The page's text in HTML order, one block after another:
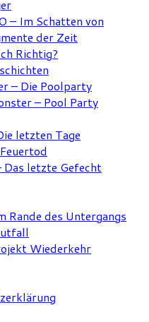
– Im Schatten von
der Zeit
Richtig?
– Die Poolparty
– Pool Party
letzten Tage
letzte Gefecht
Rande des Untergangs
Wiederkehr